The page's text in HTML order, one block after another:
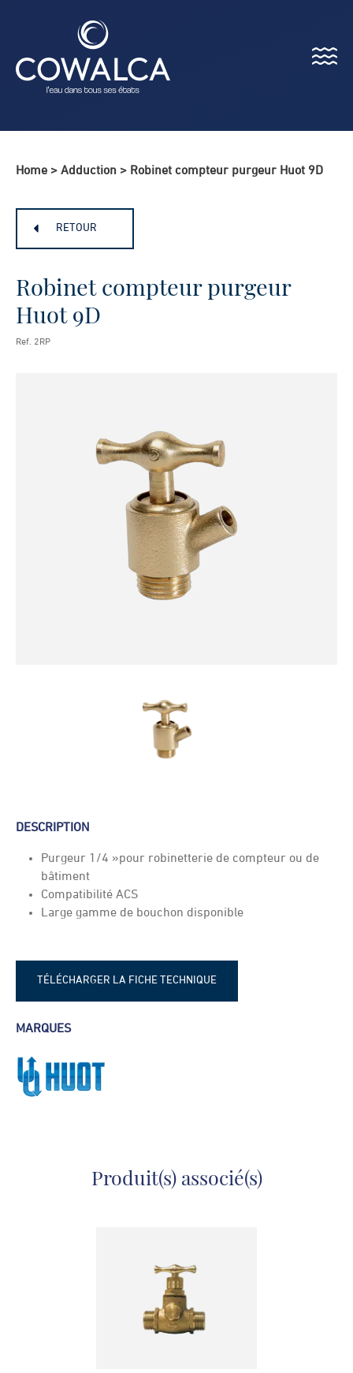
Menu
Home > Adduction > Robinet compteur purgeur Huot 9D
RETOUR
Robinet compteur purgeur
Huot 9D
Ref. 2RP
DESCRIPTION
Purgeur 1/4 »pour robinetterie de compteur ou de
bâtiment
Compatibilité ACS
Large gamme de bouchon disponible
TÉLÉCHARGER LA FICHE TECHNIQUE
MARQUES
Produit(s) associé(s)